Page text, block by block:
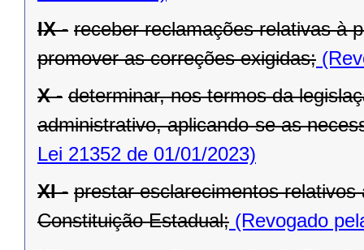
IX - receber reclamações relativas à
promover as correções exigidas;
X - determinar, nos termos da
administrativo, aplicando-se as
Lei 21352 de 01/01/2023)
XI - prestar esclarecimentos
Constituição Estadual; (Revogado